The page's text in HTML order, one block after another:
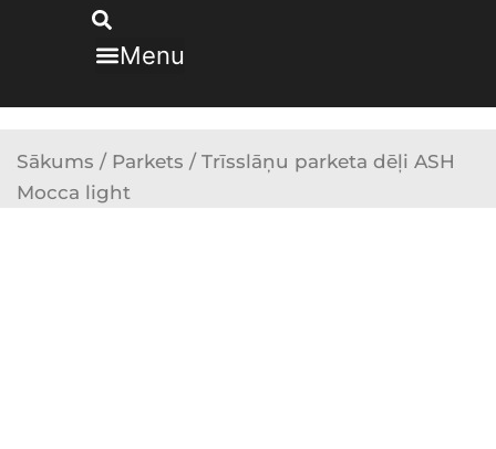
Menu
Sākums / Parkets / Trīsslāņu parketa dēļi ASH
Mocca light